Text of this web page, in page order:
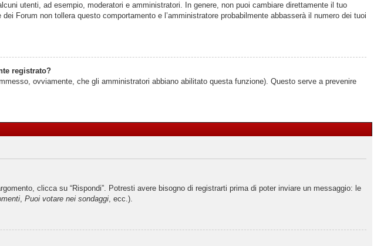
utenti, ad esempio, moderatori e amministratori. In genere, non puoi cambiare direttamente il tuo
Forum non tollera questo comportamento e l’amministratore probabilmente abbasserà il numero dei tuoi
registrato?
ovviamente, che gli amministratori abbiano abilitato questa funzione). Questo serve a prevenire
clicca su “Rispondi”. Potresti avere bisogno di registrarti prima di poter inviare un messaggio: le
, Puoi votare nei sondaggi, ecc.).